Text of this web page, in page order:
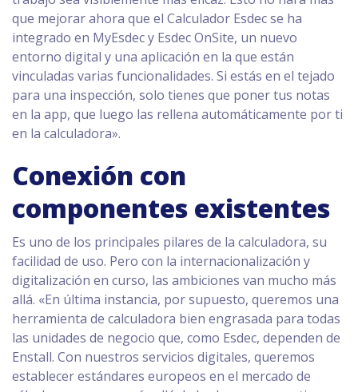
que mejorar ahora que el Calculador Esdec se ha
integrado en MyEsdec y Esdec OnSite, un nuevo
entorno digital y una aplicación en la que están
vinculadas varias funcionalidades. Si estás en el tejado
para una inspección, solo tienes que poner tus notas
en la app, que luego las rellena automáticamente por ti
en la calculadora».
Conexión con
componentes existentes
Es uno de los principales pilares de la calculadora, su
facilidad de uso. Pero con la internacionalización y
digitalización en curso, las ambiciones van mucho más
allá. «En última instancia, por supuesto, queremos una
herramienta de calculadora bien engrasada para todas
las unidades de negocio que, como Esdec, dependen de
Enstall. Con nuestros servicios digitales, queremos
establecer estándares europeos en el mercado de